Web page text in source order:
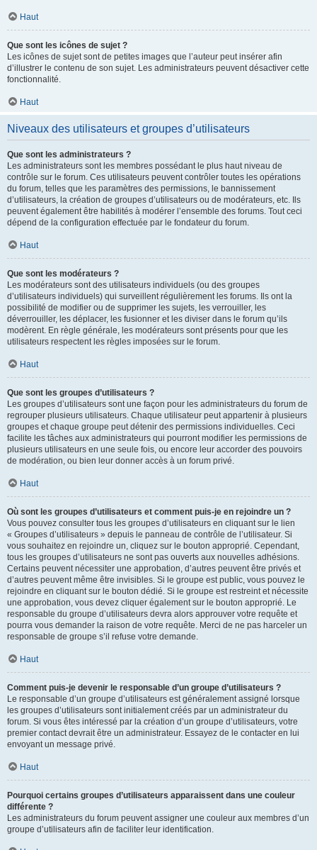
Haut
Que sont les icônes de sujet ?
Les icônes de sujet sont de petites images que l’auteur peut insérer afin
d’illustrer le contenu de son sujet. Les administrateurs peuvent désactiver cette
fonctionnalité.
Haut
Niveaux des utilisateurs et groupes d’utilisateurs
Que sont les administrateurs ?
Les administrateurs sont les membres possédant le plus haut niveau de
contrôle sur le forum. Ces utilisateurs peuvent contrôler toutes les opérations
du forum, telles que les paramètres des permissions, le bannissement
d’utilisateurs, la création de groupes d’utilisateurs ou de modérateurs, etc. Ils
peuvent également être habilités à modérer l’ensemble des forums. Tout ceci
dépend de la configuration effectuée par le fondateur du forum.
Haut
Que sont les modérateurs ?
Les modérateurs sont des utilisateurs individuels (ou des groupes
d’utilisateurs individuels) qui surveillent régulièrement les forums. Ils ont la
possibilité de modifier ou de supprimer les sujets, les verrouiller, les
déverrouiller, les déplacer, les fusionner et les diviser dans le forum qu’ils
modèrent. En règle générale, les modérateurs sont présents pour que les
utilisateurs respectent les règles imposées sur le forum.
Haut
Que sont les groupes d’utilisateurs ?
Les groupes d’utilisateurs sont une façon pour les administrateurs du forum de
regrouper plusieurs utilisateurs. Chaque utilisateur peut appartenir à plusieurs
groupes et chaque groupe peut détenir des permissions individuelles. Ceci
facilite les tâches aux administrateurs qui pourront modifier les permissions de
plusieurs utilisateurs en une seule fois, ou encore leur accorder des pouvoirs
de modération, ou bien leur donner accès à un forum privé.
Haut
Où sont les groupes d’utilisateurs et comment puis-je en rejoindre un ?
Vous pouvez consulter tous les groupes d’utilisateurs en cliquant sur le lien
« Groupes d’utilisateurs » depuis le panneau de contrôle de l’utilisateur. Si
vous souhaitez en rejoindre un, cliquez sur le bouton approprié. Cependant,
tous les groupes d’utilisateurs ne sont pas ouverts aux nouvelles adhésions.
Certains peuvent nécessiter une approbation, d’autres peuvent être privés et
d’autres peuvent même être invisibles. Si le groupe est public, vous pouvez le
rejoindre en cliquant sur le bouton dédié. Si le groupe est restreint et nécessite
une approbation, vous devez cliquer également sur le bouton approprié. Le
responsable du groupe d’utilisateurs devra alors approuver votre requête et
pourra vous demander la raison de votre requête. Merci de ne pas harceler un
responsable de groupe s’il refuse votre demande.
Haut
Comment puis-je devenir le responsable d’un groupe d’utilisateurs ?
Le responsable d’un groupe d’utilisateurs est généralement assigné lorsque
les groupes d’utilisateurs sont initialement créés par un administrateur du
forum. Si vous êtes intéressé par la création d’un groupe d’utilisateurs, votre
premier contact devrait être un administrateur. Essayez de le contacter en lui
envoyant un message privé.
Haut
Pourquoi certains groupes d’utilisateurs apparaissent dans une couleur
différente ?
Les administrateurs du forum peuvent assigner une couleur aux membres d’un
groupe d’utilisateurs afin de faciliter leur identification.